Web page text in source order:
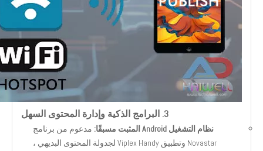
3. البرامج الذكية وإدارة المحتوى السهل
نظام التشغيل Android المثبت مسبقًا:
مدعوم من برنامج
Novastar وتطبيق Viplex Handy لجدولة المحتوى البديهي ،